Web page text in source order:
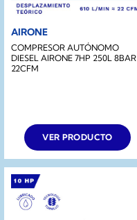
AIRONE
COMPRESOR AUTÓNOMO
DIESEL AIRONE 7HP 250L 8BAR
22CFM
VER PRODUCTO